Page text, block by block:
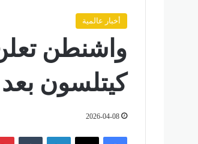
أخبار عالمية
واشنطن
كيتلسون
2026-04-08
فيسبوك ‫X لينكدإن